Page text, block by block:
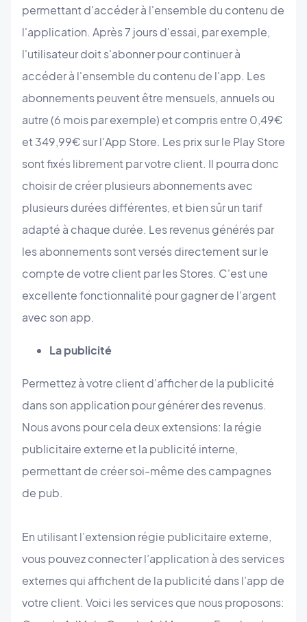
permettant d'accéder à l'ensemble du contenu de
l'application. Après 7 jours d'essai, par exemple,
l'utilisateur doit s'abonner pour continuer à
accéder à l'ensemble du contenu de l'app. Les
abonnements peuvent être mensuels, annuels ou
autre (6 mois par exemple) et compris entre 0,49€
et 349,99€ sur l'App Store. Les prix sur le Play Store
sont fixés librement par votre client. Il pourra donc
choisir de créer plusieurs abonnements avec
plusieurs durées différentes, et bien sûr un tarif
adapté à chaque durée. Les revenus générés par
les abonnements sont versés directement sur le
compte de votre client par les Stores. C'est une
excellente fonctionnalité pour gagner de l'argent
avec son app.
La publicité
Permettez à votre client d'afficher de la publicité
dans son application pour générer des revenus.
Nous avons pour cela deux extensions: la régie
publicitaire externe et la publicité interne,
permettant de créer soi-même des campagnes
de pub.
En utilisant l’extension régie publicitaire externe,
vous pouvez connecter l’application à des services
externes qui affichent de la publicité dans l’app de
votre client. Voici les services que nous proposons: